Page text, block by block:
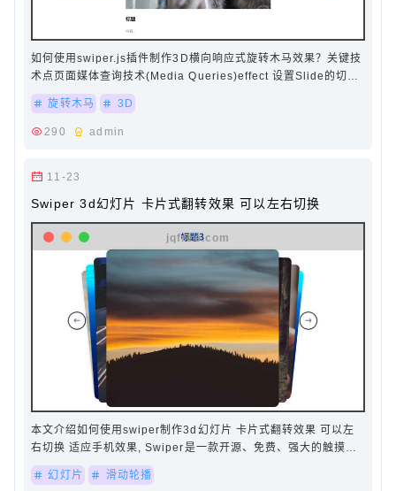
如何使用swiper.js插件制作3D横向响应式旋转木马效果？关键技
术点页面媒体查询技术(Media Queries)effect 设置Slide的切换
效果 本例子用的是"coverflow"…
旋转木马 3D
290 admin
11-23
Swiper 3d幻灯片 卡片式翻转效果 可以左右切换
本文介绍如何使用swiper制作3d幻灯片 卡片式翻转效果 可以左
右切换 适应手机效果, Swiper是一款开源、免费、强大的触摸滑
动插件，常用于移动端网站的内容触摸滑动…
幻灯片 滑动轮播